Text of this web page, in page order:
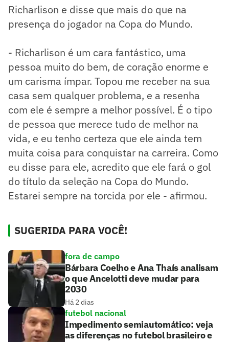
Richarlison e disse que mais do que na
presença do jogador na Copa do Mundo.
- Richarlison é um cara fantástico, uma
pessoa muito do bem, de coração enorme e
um carisma ímpar. Topou me receber na sua
casa sem qualquer problema, e a resenha
com ele é sempre a melhor possível. É o tipo
de pessoa que merece tudo de melhor na
vida, e eu tenho certeza que ele ainda tem
muita coisa para conquistar na carreira. Como
eu disse para ele, acredito que ele fará o gol
do título da seleção na Copa do Mundo.
Estarei sempre na torcida por ele - afirmou.
SUGERIDA PARA VOCÊ!
fora de campo
Bárbara Coelho e Ana Thaís analisam
o que Ancelotti deve mudar para
2030
Há 2 dias
futebol nacional
Impedimento semiautomático: veja
as diferenças no futebol brasileiro e